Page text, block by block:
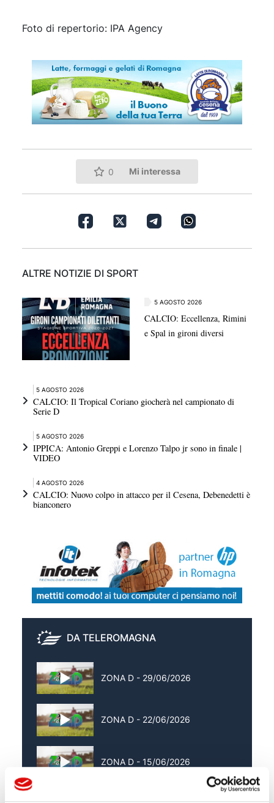
Foto di repertorio: IPA Agency
0 Mi interessa
ALTRE NOTIZIE DI SPORT
5 AGOSTO 2026
CALCIO: Eccellenza, Rimini
e Spal in gironi diversi
5 AGOSTO 2026
CALCIO: Il Tropical Coriano giocherà nel campionato di
Serie D
5 AGOSTO 2026
IPPICA: Antonio Greppi e Lorenzo Talpo jr sono in finale |
VIDEO
4 AGOSTO 2026
CALCIO: Nuovo colpo in attacco per il Cesena, Debenedetti è
bianconero
DA TELEROMAGNA
ZONA D - 29/06/2026
ZONA D - 22/06/2026
ZONA D - 15/06/2026